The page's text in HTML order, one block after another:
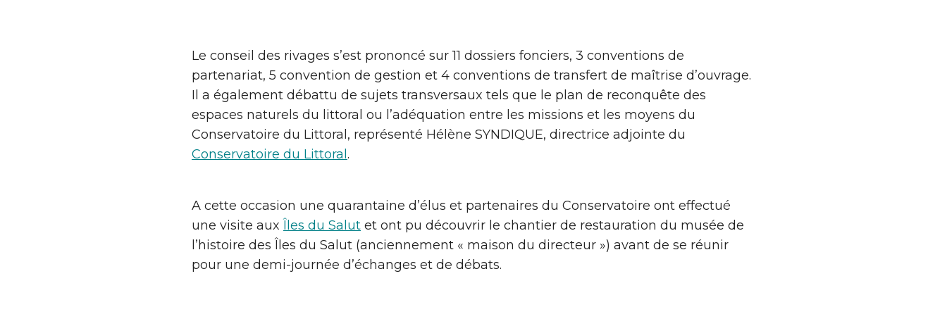
Le conseil des rivages s’est prononcé sur 11 dossiers fonciers, 3 conventions de
partenariat, 5 convention de gestion et 4 conventions de transfert de maîtrise d’ouvrage.
Il a également débattu de sujets transversaux tels que le plan de reconquête des
espaces naturels du littoral ou l’adéquation entre les missions et les moyens du
Conservatoire du Littoral, représenté Hélène SYNDIQUE, directrice adjointe du
Conservatoire du Littoral .
A cette occasion une quarantaine d’élus et partenaires du Conservatoire ont effectué
une visite aux Îles du Salut et ont pu découvrir le chantier de restauration du musée de
l’histoire des Îles du Salut (anciennement « maison du directeur ») avant de se réunir
pour une demi-journée d’échanges et de débats.